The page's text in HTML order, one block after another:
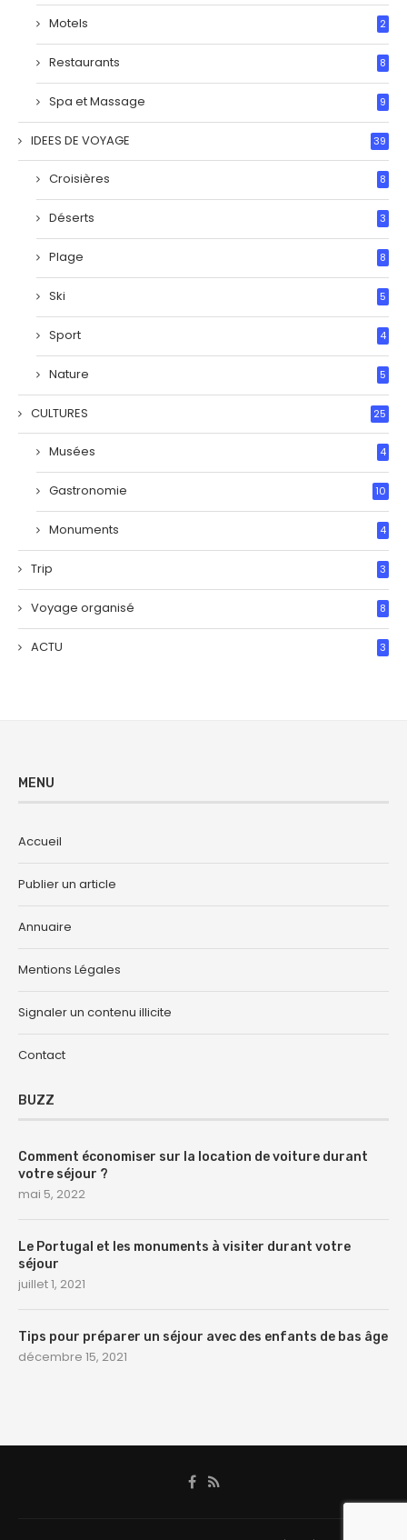
Motels 2
Restaurants 8
Spa et Massage 9
IDEES DE VOYAGE 39
Croisières 8
Déserts 3
Plage 8
Ski 5
Sport 4
Nature 5
CULTURES 25
Musées 4
Gastronomie 10
Monuments 4
Trip 3
Voyage organisé 8
ACTU 3
MENU
Accueil
Publier un article
Annuaire
Mentions Légales
Signaler un contenu illicite
Contact
BUZZ
Comment économiser sur la location de voiture durant
votre séjour ?
mai 5, 2022
Le Portugal et les monuments à visiter durant votre
séjour
juillet 1, 2021
Tips pour préparer un séjour avec des enfants de bas âge
décembre 15, 2021